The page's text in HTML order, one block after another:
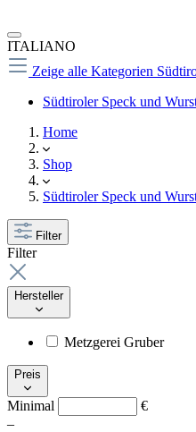
ITALIANO
Zeige alle Kategorien
Südtiroler Speck und
Home
Shop
Südtiroler Speck und
Filter
Filter
Hersteller
Metzgerei Gruber
Preis
Minimal
€
–